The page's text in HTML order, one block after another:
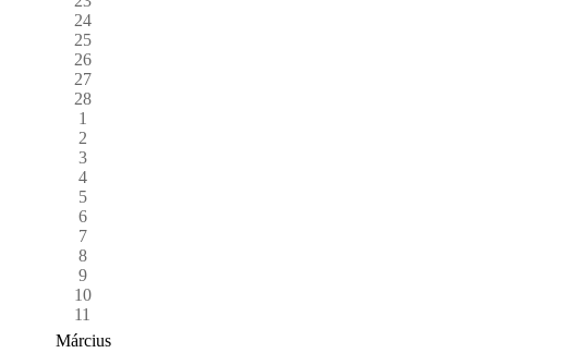
24
25
26
27
28
1
2
3
4
5
6
7
8
9
10
11
Március